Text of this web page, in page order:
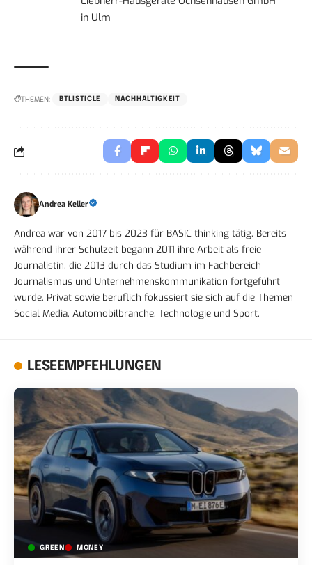
in Ulm
THEMEN: BTLISTICLE NACHHALTIGKEIT
Andrea Keller
Andrea war von 2017 bis 2023 für BASIC thinking tätig. Bereits
während ihrer Schulzeit begann 2011 ihre Arbeit als freie
Journalistin, die 2013 durch das Studium im Fachbereich
Journalismus und Unternehmenskommunikation fortgeführt
wurde. Privat sowie beruflich fokussiert sie sich auf die Themen
Social Media, Automobilbranche, Technologie und Sport.
LESEEMPFEHLUNGEN
GREEN MONEY